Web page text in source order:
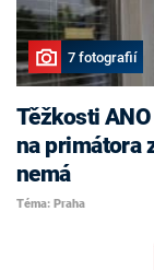
7 fotografií
Těžkosti
na primátora
nemá
Téma: Praha